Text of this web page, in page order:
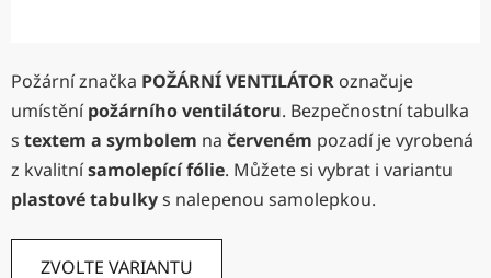
Požární značka POŽÁRNÍ VENTILÁTOR označuje
umístění požárního ventilátoru. Bezpečnostní tabulka
s textem a symbolem na červeném pozadí je vyrobená
z kvalitnísamolepící fólie. Můžete si vybrat i variantu
plastové tabulkys nalepenou samolepkou.
ZVOLTE VARIANTU